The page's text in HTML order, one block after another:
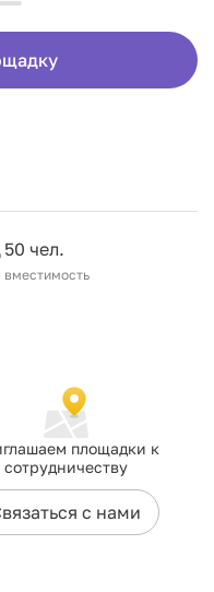
50 чел.
вместимость
площадки к
сотрудничеству
с нами